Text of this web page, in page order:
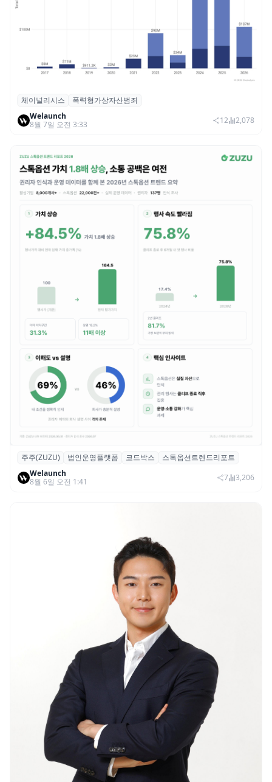
체이널리시스 “가상자산 보유자 대상 폭력
범죄 증가…상반기 탈취액 3000만 달러 돌파
체이널리시스
폭력형가상자산범죄
Welaunch
8월 7일 오전 3:33
12 2,078
스톡옵션 취소율 2년 만에 18.2%→31.3%…
권리 발생 즉시 행사 비중도 급증
주주(ZUZU) 법인운영플랫폼 코드박스
스톡옵션트렌드리포트
Welaunch
8월 6일 오전 1:41
7 3,206